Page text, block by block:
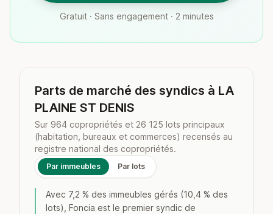
Gratuit · Sans engagement · 2 minutes
Parts de marché des syndics à LA
PLAINE ST DENIS
Sur 964 copropriétés et 26 125 lots principaux
(habitation, bureaux et commerces) recensés au
registre national des copropriétés.
Par immeubles Par lots
Avec 7,2 % des immeubles gérés (10,4 % des
lots), Foncia est le premier syndic de